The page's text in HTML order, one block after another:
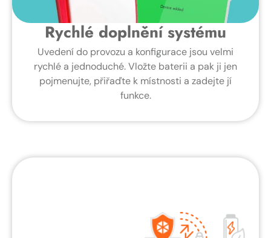
Rychlé doplnění systému
Uvedení do provozu a konfigurace jsou velmi
rychlé a jednoduché. Vložte baterii a pak ji jen
pojmenujte, přiřaďte k místnosti a zadejte jí
funkce.